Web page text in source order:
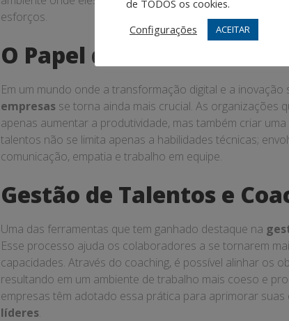
esforços.
O Papel da Gestão de
Em um mundo onde a transformação digital e a inovação
empresas se torna ainda mais crucial. As organizações
apenas aumentar a produtividade, mas também criar
talentos não se limita apenas a habilidades técnicas;
comunicação, empatia e trabalho em equipe.
Gestão de Talentos e
Uma das ferramentas que tem ganhado destaque na
Esse processo ajuda os colaboradores a se tornarem
capacidades. Através do coaching, é possível alinhar os
resultando em um ambiente de trabalho mais coeso e
empresas têm adotado essa prática para aprimorar
líderes.
de TODOS os cookies.
Configurações
ACEITAR